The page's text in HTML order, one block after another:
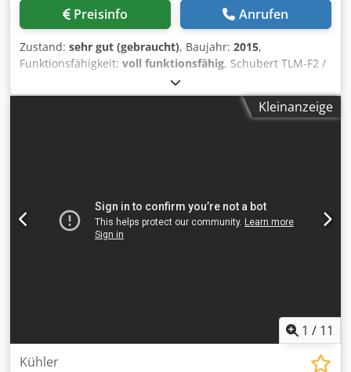
Preisinfo Anrufen
Zustand: sehr gut (gebraucht), Baujahr: 2015,
Funktionsfähigkeit: voll funktionsfähig, Schubert TLM-F2 /
F44 Verpackungsanlage für Flaschen und Faltschachteln in
Kartons mit anschließender Palettierung. Vollautomatische
Verpackungsanlage. Flasche entnehmen und in Karton
Schachteln - Verschließen der gefüllten Schachteln mit
Heißleim - Wiegen und Etikettieren der verschlossenen
Schachteln - Palettieren der Kartons
Kleinanzeige
1 / 11
Kühler